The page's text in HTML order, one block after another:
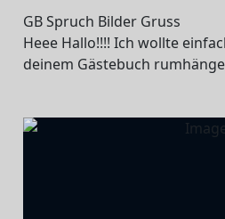
GB Spruch Bilder Gruss
Heee Hallo!!!! Ich wollte
deinem Gästebuch